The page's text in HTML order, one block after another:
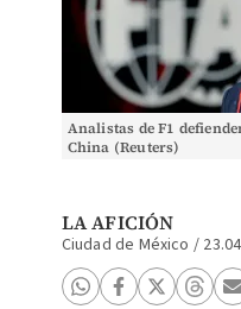
Analistas de F1
China (Reuters)
LA AFICIÓN
Ciudad de México /